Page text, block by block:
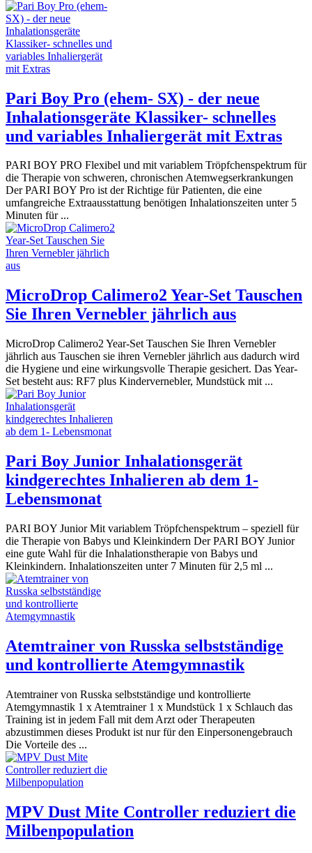
Pari Boy Pro (ehem- SX) - der neue
Inhalationsgeräte Klassiker- schnelles
und variables Inhaliergerät mit Extras
PARI BOY PRO Flexibel und mit variablem Tröpfchenspektrum für
die Therapie von schweren, chronischen Atemwegserkrankungen
Der PARI BOY Pro ist der Richtige für Patienten, die eine
umfangreiche Extraausstattung benötigen Inhalationszeiten unter 5
Minuten für ...
MicroDrop Calimero2 Year-Set Tauschen
Sie Ihren Vernebler jährlich aus
MicroDrop Calimero2 Year-Set Tauschen Sie Ihren Vernebler
jährlich aus Tauschen sie ihren Vernebler jährlich aus dadurch wird
die Hygiene und eine wirkungsvolle Therapie gesichert. Das Year-
Set besteht aus: RF7 plus Kindervernebler, Mundstück mit ...
Pari Boy Junior Inhalationsgerät
kindgerechtes Inhalieren ab dem 1-
Lebensmonat
PARI BOY Junior Mit variablem Tröpfchenspektrum – speziell für
die Therapie von Babys und Kleinkindern Der PARI BOY Junior
eine gute Wahl für die Inhalationstherapie von Babys und
Kleinkindern. Inhalationszeiten unter 7 Minuten für 2,5 ml ...
Atemtrainer von Russka selbstständige
und kontrollierte Atemgymnastik
Atemtrainer von Russka selbstständige und kontrollierte
Atemgymnastik 1 x Atemtrainer 1 x Mundstück 1 x Schlauch das
Training ist in jedem Fall mit dem Arzt oder Therapeuten
abzustimmen dieses Produkt ist nur für den Einpersonengebrauch
Die Vorteile des ...
MPV Dust Mite Controller reduziert die
Milbenpopulation